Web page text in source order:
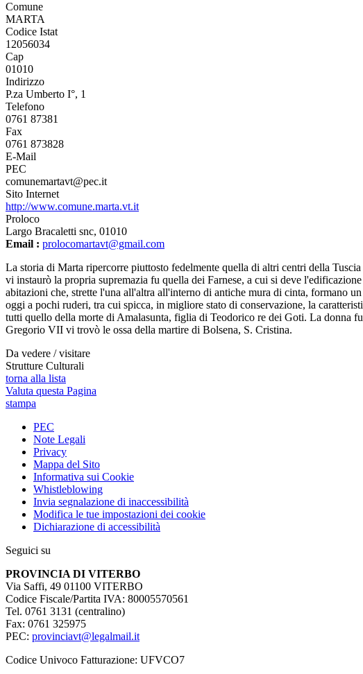
Comune
MARTA
Codice Istat
12056034
Cap
01010
Indirizzo
P.za Umberto I°, 1
Telefono
0761 87381
Fax
0761 873828
E-Mail
PEC
comunemartavt@pec.it
Sito Internet
http://www.comune.marta.vt.it
Proloco
Largo Bracaletti snc, 01010
Email : prolocomartavt@gmail.com
La storia di Marta ripercorre piuttosto fedelmente quella di altri centri della
vi instaurò la propria supremazia fu quella dei Farnese, a cui si deve
abitazioni che, strette l'una all'altra all'interno di antiche mura di cinta, formano
oggi a pochi ruderi, tra cui spicca, in migliore stato di conservazione, la
tutti quello della morte di Amalasunta, figlia di Teodorico re dei Goti. La donna
Gregorio VII vi trovò le ossa della martire di Bolsena, S. Cristina.
Da vedere / visitare
Strutture Culturali
torna alla lista
Valuta questa Pagina
stampa
PEC
Note Legali
Privacy
Mappa del Sito
Informativa sui Cookie
Whistleblowing
Invia segnalazione di inaccessibilità
Modifica le tue impostazioni dei cookie
Dichiarazione di accessibilità
Seguici su
PROVINCIA DI VITERBO
Via Saffi, 49 01100 VITERBO
Codice Fiscale/Partita IVA: 80005570561
Tel. 0761 3131 (centralino)
Fax: 0761 325975
PEC: provinciavt@legalmail.it
Codice Univoco Fatturazione: UFVCO7